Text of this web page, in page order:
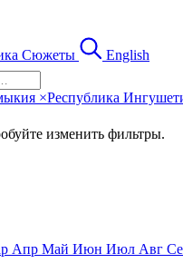
Сюжеты English
×Республика
изменить фильтры.
Апр Май Июн Июл Авг